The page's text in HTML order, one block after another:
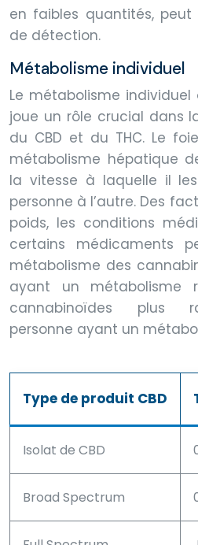
en faibles quantités,
de détection.
Métabolisme individuel
Le métabolisme
joue un rôle crucial dans
du CBD et du THC. Le
métabolisme hépatique
la vitesse à laquelle il
personne à l’autre. Des
poids, les conditions
certains médicaments
métabolisme des
ayant un métabolisme
cannabinoïdes plus
personne ayant un
Type de produit CBD
Isolat de CBD
Broad Spectrum